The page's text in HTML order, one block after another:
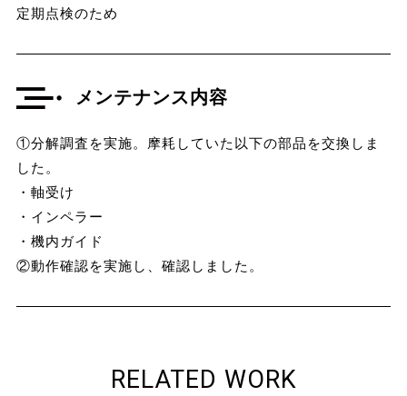
定期点検のため
メンテナンス内容
①分解調査を実施。摩耗していた以下の部品を交換しま
した。
・軸受け
・インペラー
・機内ガイド
②動作確認を実施し、確認しました。
RELATED WORK